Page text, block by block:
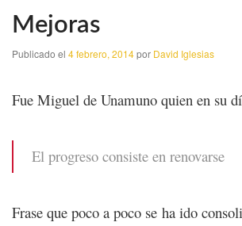
Mejoras
Publicado el 4 febrero, 2014por David Iglesias
Fue Miguel de Unamuno quien en su
El progreso consiste en renovarse
Frase que poco a poco se ha ido